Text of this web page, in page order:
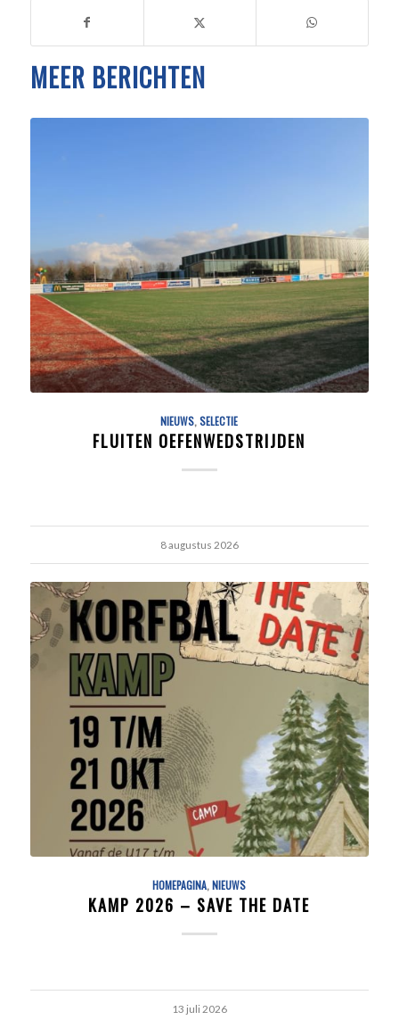
MEER BERICHTEN
NIEUWS,SELECTIE
FLUITEN OEFENWEDSTRIJDEN
8 augustus 2026
HOMEPAGINA,NIEUWS
KAMP 2026 – SAVE THE DATE
13 juli 2026